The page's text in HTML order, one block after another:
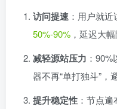
访问提速 ：用户就近
50%-90% ，延迟大
减轻源站压力 ：
器不再“单打独斗”，
提升稳定性 ：节点